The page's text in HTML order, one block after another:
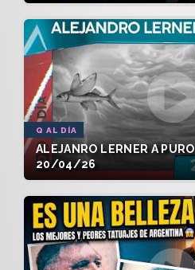
Q AL DÍA
ALEJANRO LERNER A
20/04/26